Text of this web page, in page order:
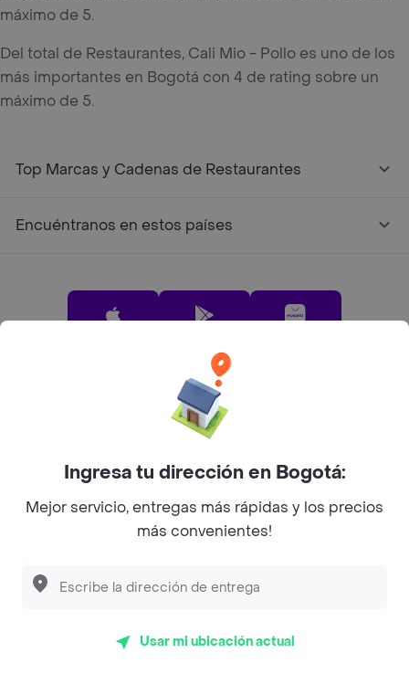
máximo de 5.
Del total de Restaurantes, Cali Mio - Pollo es uno de los
más importantes en Bogotá con 4 de rating sobre un
máximo de 5.
Top Marcas y Cadenas de Restaurantes
Encuéntranos en estos países
Pide tu comida favorita cerca de ti
Categorías
Sobre Rappi
Facebook
TwitterInstagram
Ingresa tu dirección en Bogotá:
Mejor servicio, entregas más rápidas y los precios
más convenientes!
Usar mi ubicación actual